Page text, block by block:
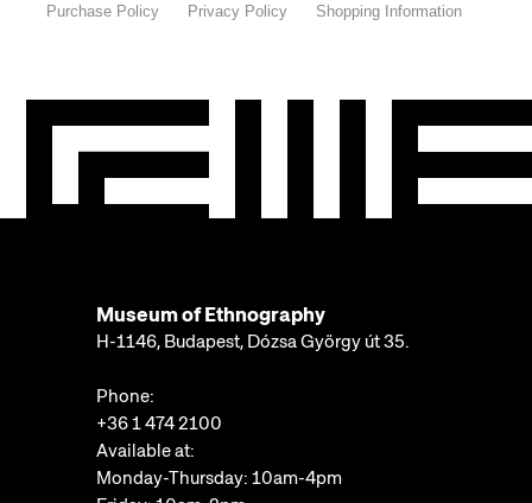
Purchase Policy Privacy Policy Shopping Information
Museum of Ethnography
H-1146, Budapest, Dózsa György út 35.
Phone:
+36 1 474 2100
Available at:
Monday-Thursday: 10am-4pm